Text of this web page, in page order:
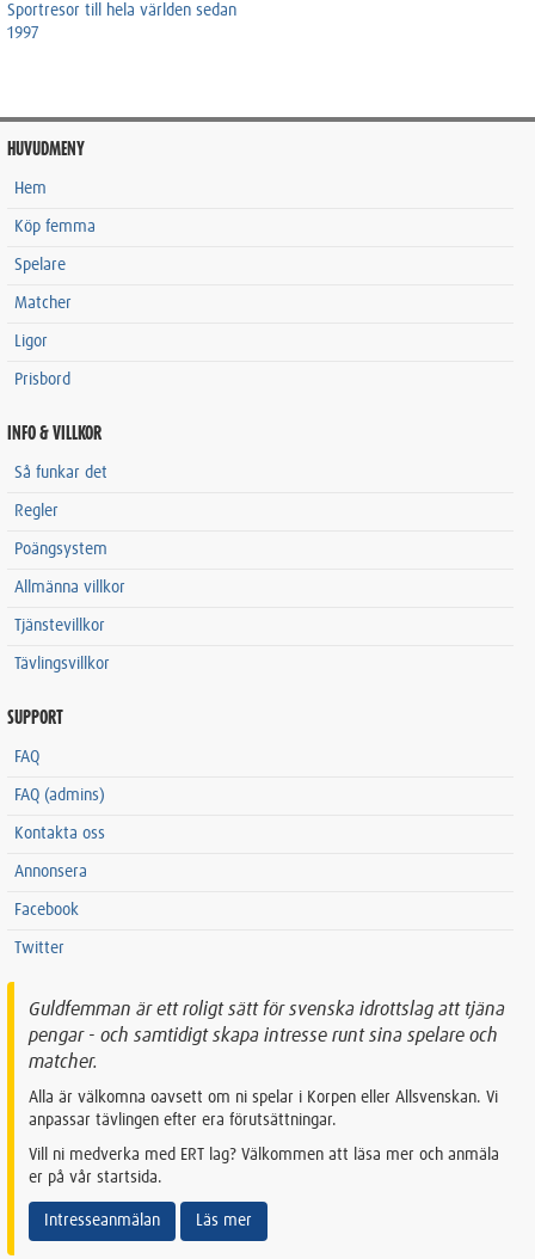
Sportresor till hela världen sedan
1997
HUVUDMENY
Hem
Köp femma
Spelare
Matcher
Ligor
Prisbord
INFO & VILLKOR
Så funkar det
Regler
Poängsystem
Allmänna villkor
Tjänstevillkor
Tävlingsvillkor
SUPPORT
FAQ
FAQ (admins)
Kontakta oss
Annonsera
Facebook
Twitter
Guldfemman är ett roligt sätt för svenska idrottslag att tjäna
pengar - och samtidigt skapa intresse runt sina spelare och
matcher.
Alla är välkomna oavsett om ni spelar i Korpen eller Allsvenskan. Vi
anpassar tävlingen efter era förutsättningar.
Vill ni medverka med ERT lag? Välkommen att läsa mer och anmäla
er på vår startsida.
Intresseanmälan Läs mer